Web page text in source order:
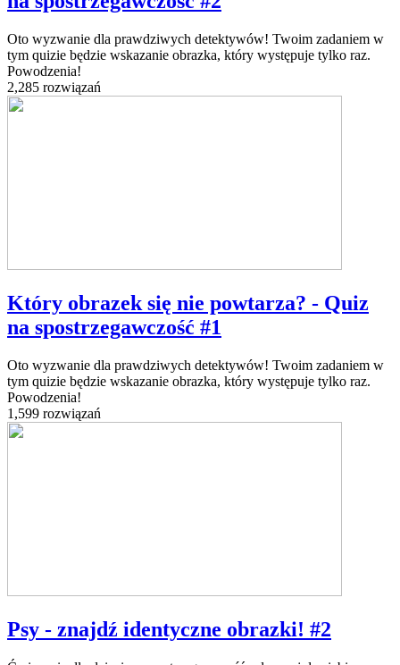
Oto wyzwanie dla prawdziwych detektywów! Twoim zadaniem w
tym quizie będzie wskazanie obrazka, który występuje tylko raz.
Powodzenia!
2,285 rozwiązań
Który obrazek się nie powtarza? - Quiz
na spostrzegawczość #1
Oto wyzwanie dla prawdziwych detektywów! Twoim zadaniem w
tym quizie będzie wskazanie obrazka, który występuje tylko raz.
Powodzenia!
1,599 rozwiązań
Psy - znajdź identyczne obrazki! #2